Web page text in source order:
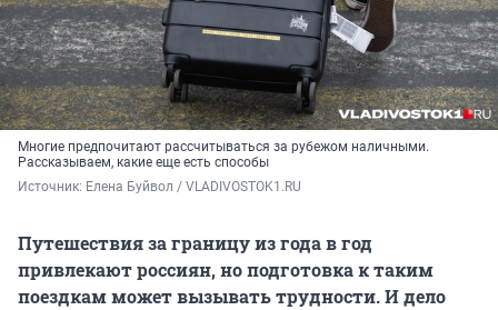
Многие предпочитают рассчитываться за рубежом наличными.
Рассказываем, какие еще есть способы
Источник: Елена Буйвол / VLADIVOSTOK1.RU
Путешествия за границу из года в год
привлекают россиян, но подготовка к таким
поездкам может вызывать трудности. И дело